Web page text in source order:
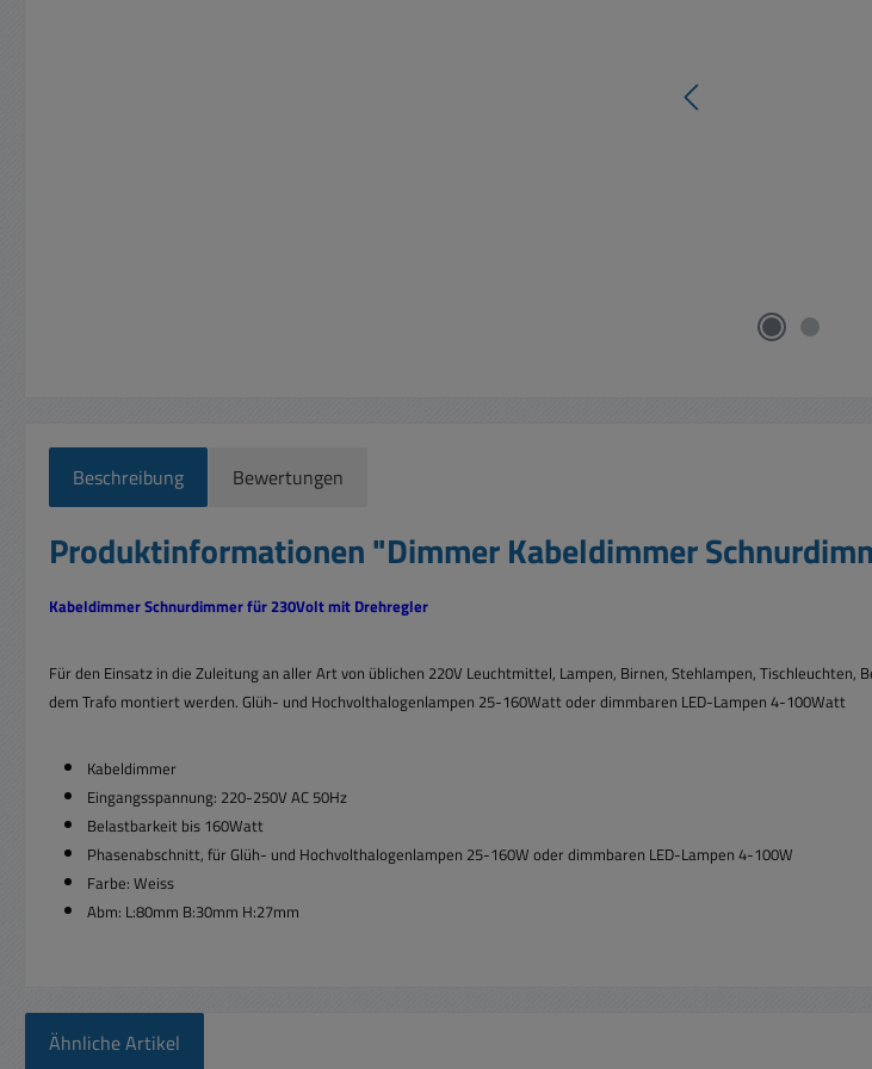
Beschreibung Bewertungen
Produktinformationen "Dimmer Kabeldimmer
Kabeldimmer Schnurdimmer für 230Volt mit Drehregler
Für den Einsatz in die Zuleitung an aller Art von üblichen 220V Leuchtmittel, Lampen, Birnen, Stehlampen,
dem Trafo montiertwerden. Glüh- und Hochvolthalogenlampen 25-160Watt oder dimmbaren LED-Lampen 4-100Watt
Kabeldimmer
Eingangsspannung: 220-250V AC 50Hz
Belastbarkeit bis 160Watt
Phasenabschnitt, für Glüh- und Hochvolthalogenlampen 25-160W oder dimmbaren LED-Lampen 4-100W
Farbe: Weiss
Abm: L:80mm B:30mm H:27mm
Ähnliche Artikel